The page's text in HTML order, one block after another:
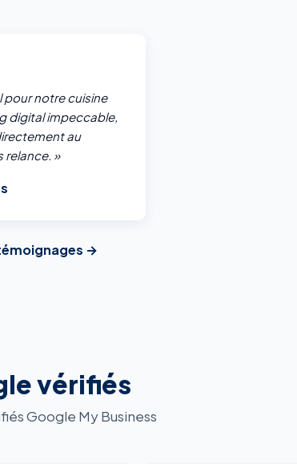
notre cuisine
digital impeccable,
au
relance. »
→
vérifiés
Google My Business